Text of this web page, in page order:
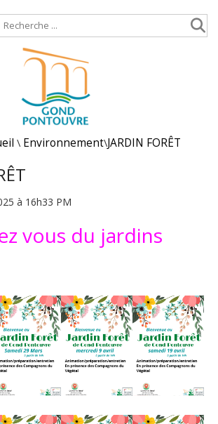
\ Environnement\JARDIN FORÊT
à 16h33 PM
vous du jardins